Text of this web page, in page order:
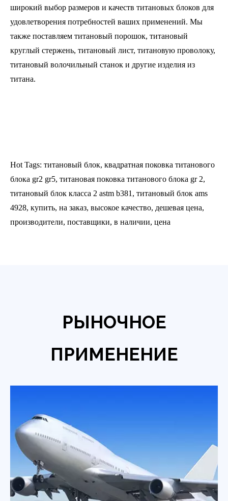
широкий выбор размеров и качеств титановых блоков для
удовлетворения потребностей ваших применений. Мы
также поставляем титановый порошок, титановый
круглый стержень, титановый лист, титановую проволоку,
титановый волочильный станок и другие изделия из
титана.
Hot Tags: титановый блок, квадратная поковка титанового
блока gr2 gr5, титановая поковка титанового блока gr 2,
титановый блок класса 2 astm b381, титановый блок ams
4928, купить, на заказ, высокое качество, дешевая цена,
производители, поставщики, в наличии, цена
РЫНОЧНОЕ
ПРИМЕНЕНИЕ